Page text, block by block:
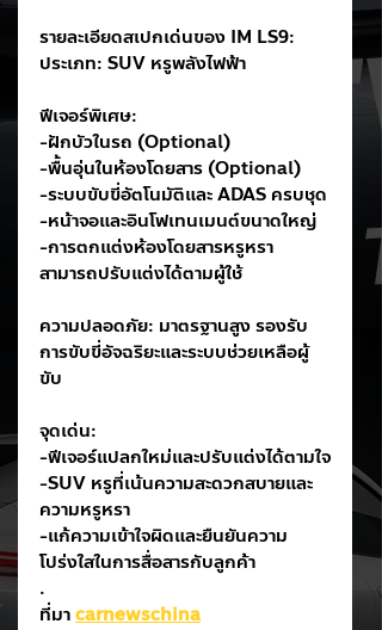
รายละเอียดสเปกเด่นของ IM LS9:
ประเภท: SUV หรูพลังไฟฟ้า
ฟีเจอร์พิเศษ:
-ฝักบัวในรถ (Optional)
-พื้นอุ่นในห้องโดยสาร (Optional)
-ระบบขับขี่อัตโนมัติและ ADAS ครบชุด
-หน้าจอและอินโฟเทนเมนต์ขนาดใหญ่
-การตกแต่งห้องโดยสารหรูหรา
สามารถปรับแต่งได้ตามผู้ใช้
ความปลอดภัย: มาตรฐานสูง รองรับ
การขับขี่อัจฉริยะและระบบช่วยเหลือผู้
ขับ
จุดเด่น:
-ฟีเจอร์แปลกใหม่และปรับแต่งได้ตามใจ
-SUV หรูที่เน้นความสะดวกสบายและ
ความหรูหรา
-แก้ความเข้าใจผิดและยืนยันความ
โปร่งใสในการสื่อสารกับลูกค้า
.
ที่มา carnewschina